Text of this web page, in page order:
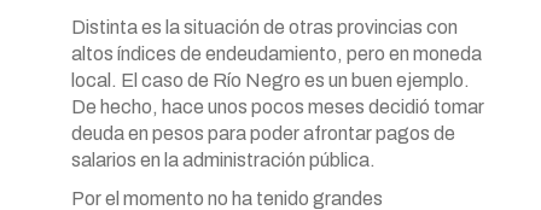
Distinta es la situación de otras provincias con
altos índices de endeudamiento, pero en moneda
local. El caso de Río Negro es un buen ejemplo.
De hecho, hace unos pocos meses decidió tomar
deuda en pesos para poder afrontar pagos de
salarios en la administración pública.
Por el momento no ha tenido grandes